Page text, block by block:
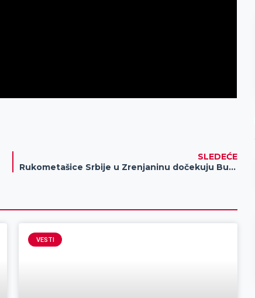
SLEDEĆE
Rukometašice Srbije u Zrenjaninu dočekuju Bugarsku, u prvom meču kvalifikacija za Evropsko prvenstvo – utakmica se igra u sredu, od 18 časova
VESTI